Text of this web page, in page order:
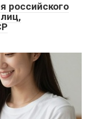
российского